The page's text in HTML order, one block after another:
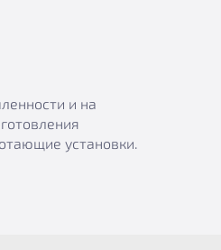
и на
установки.